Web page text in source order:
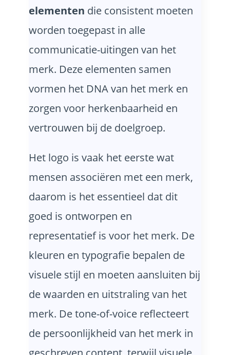
elementen die consistent moeten
worden toegepast in alle
communicatie-uitingen van het
merk. Deze elementen samen
vormen het DNA van het merk en
zorgen voor herkenbaarheid en
vertrouwen bij de doelgroep.
Het logo is vaak het eerste wat
mensen associëren met een merk,
daarom is het essentieel dat dit
goed is ontworpen en
representatief is voor het merk. De
kleuren en typografie bepalen de
visuele stijl en moeten aansluiten bij
de waarden en uitstraling van het
merk. De tone-of-voice reflecteert
de persoonlijkheid van het merk in